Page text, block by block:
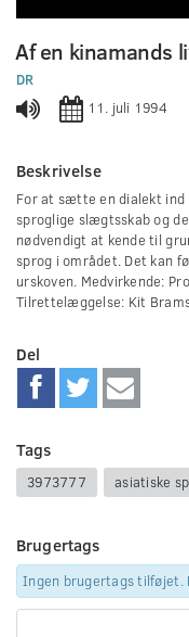
seconds
of
0
seconds
Af en kinamands
DR
11. juli 1994
Beskrivelse
For at sætte en dialekt
sproglige slægtsskab og
nødvendigt at kende til
sprog i området. Det kan
urskoven. Medvirkende:
Tilrettelæggelse: Kit
Del
Tags
3973777 asiatiske
Brugertags
Ingen brugertags tilføjet.